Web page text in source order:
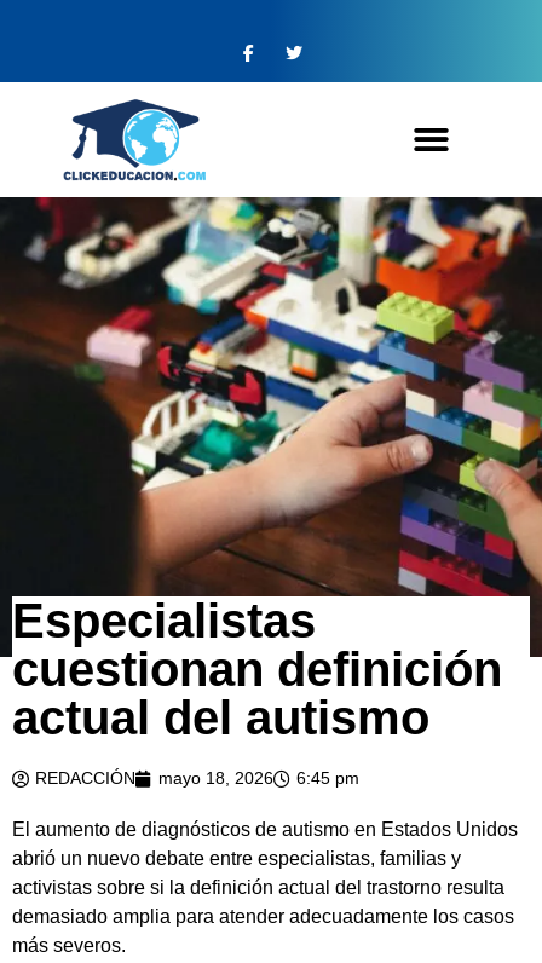
Especialistas
cuestionan definición
actual del autismo
REDACCIÓN mayo 18, 2026 6:45 pm
El aumento de diagnósticos de autismo en Estados Unidos
abrió un nuevo debate entre especialistas, familias y
activistas sobre si la definición actual del trastorno resulta
demasiado amplia para atender adecuadamente los casos
más severos.